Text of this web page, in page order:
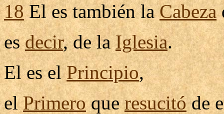
18El es también laCabeza
esdecir, de laIglesia.
El es elPrincipio,
elPrimeroqueresucitóde